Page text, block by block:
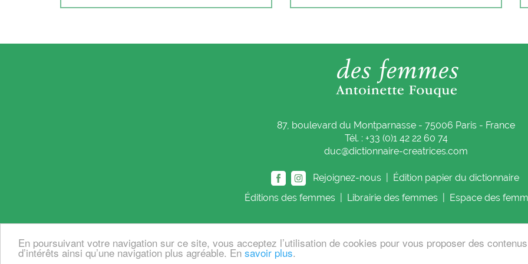
En poursuivant votre navigation sur ce site, vous acceptez l’utilisation de cookies pour vous proposer des
d’intérêts ainsi qu’une navigation plus agréable. En savoir plus.
87, boulevard du Montparnasse - 75006 Paris - France
Tél. : +33 (0)1 42 22 60 74
duc@dictionnaire-creatrices.com
Rejoignez-nous |
Édition papier du dictionnaire
Éditions des femmes Librairie des femmes Espace des
© 2026, éditionsdes femmes- Antoinette Fouque
avec EvidenSSE, une solutionPythagoria